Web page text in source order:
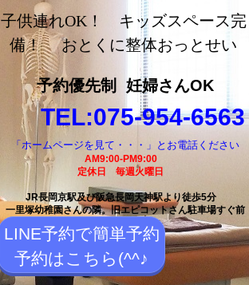
長岡京市の整体【おとく
に整体おっとせい】長岡
京駅と長岡天神駅から徒
歩5分の整体院
子供連れOK！ キッズスペース完
備！ おとくに整体おっとせい
予約優先制 妊婦さんOK
TEL:075-954-6563
「ホームページを見て・・・」とお電話ください
AM9:00-PM9:00
定休日 毎週火曜日
JR長岡京駅及び阪急長岡天神駅より徒歩5分
一里塚幼稚園さんの隣。旧エピコットさん駐車場すぐ前
LINE予約で簡単予約
予約はこちら(^^♪